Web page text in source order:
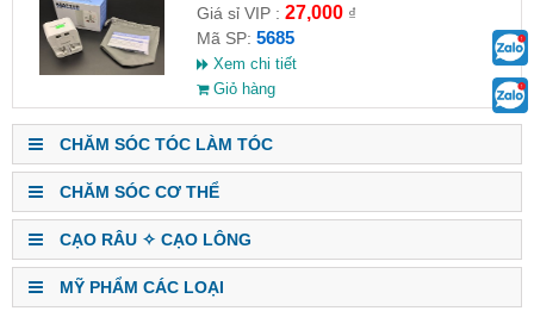
Giá sỉ VIP : 27,000₫
Mã SP: 5685
Xem chi tiết
Giỏ hàng
CHĂM SÓC TÓC LÀM TÓC
CHĂM SÓC CƠ THỂ
CẠO RÂU ✧ CẠO LÔNG
MỸ PHẨM CÁC LOẠI